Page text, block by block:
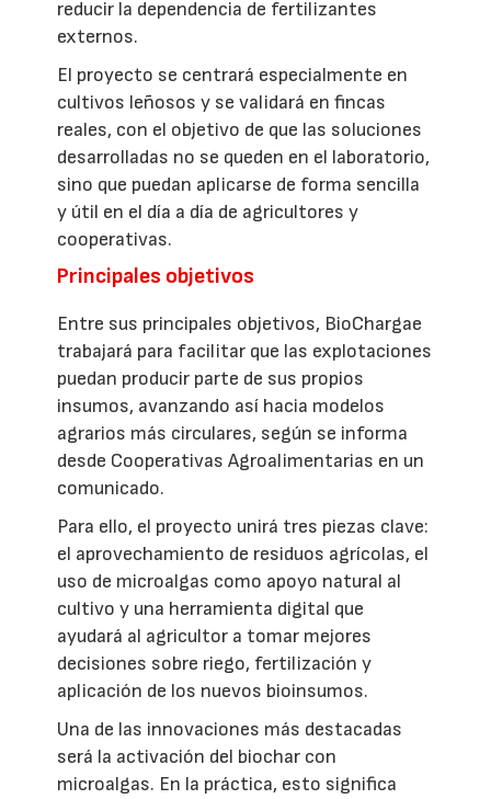
reducir la dependencia de fertilizantes
externos.
El proyecto se centrará especialmente en
cultivos leñosos y se validará en fincas
reales, con el objetivo de que las soluciones
desarrolladas no se queden en el laboratorio,
sino que puedan aplicarse de forma sencilla
y útil en el día a día de agricultores y
cooperativas.
Principales objetivos
Entre sus principales objetivos, BioChargae
trabajará para facilitar que las explotaciones
puedan producir parte de sus propios
insumos, avanzando así hacia modelos
agrarios más circulares, según se informa
desde Cooperativas Agroalimentarias en un
comunicado.
Para ello, el proyecto unirá tres piezas clave:
el aprovechamiento de residuos agrícolas, el
uso de microalgas como apoyo natural al
cultivo y una herramienta digital que
ayudará al agricultor a tomar mejores
decisiones sobre riego, fertilización y
aplicación de los nuevos bioinsumos.
Una de las innovaciones más destacadas
será la activación del biochar con
microalgas. En la práctica, esto significa